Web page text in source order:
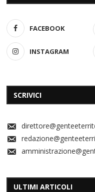
FACEBOOK
INSTAGRAM
SCRIVICI
ULTIMI ARTICOLI